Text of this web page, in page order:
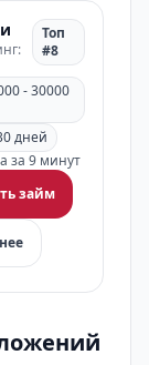
Топ
#8
- 30000
дней
за 9 минут
займ